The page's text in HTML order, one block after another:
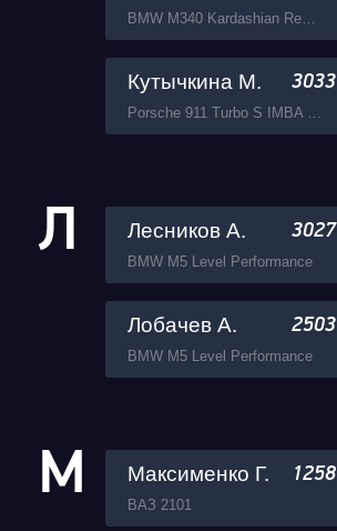
BMW M340 Kardashian Real Performance
Кутычкина М. 3033
Porsche 911 Turbo S IMBA Gosha Turbo Tech
Л Лесников А. 3027
BMW M5 Level Performance
Лобачев А. 2503
BMW M5 Level Performance
М Максименко Г. 1258
ВАЗ 2101